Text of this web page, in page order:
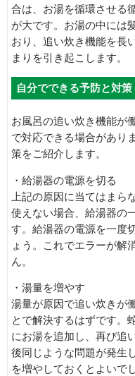
合は、お湯を循環させる
が大です。お湯の中には
おり、追い炊き機能を長
まりを引き起こします。
自分でできる予防と対策
お風呂の追い炊き機能が
で対応できる場合があり
策をご紹介します。
・給湯器の電源を切る
上記の原因に当てはまら
使えない場合、給湯器の
す。給湯器の電源を一度
ょう。これでエラーが解
ん。
・湯量を増やす
湯量が原因で追い炊きが
とで解決するはずです。
にお湯を追加し、再び追
後同じような問題が発生
を増やしておくとよいで